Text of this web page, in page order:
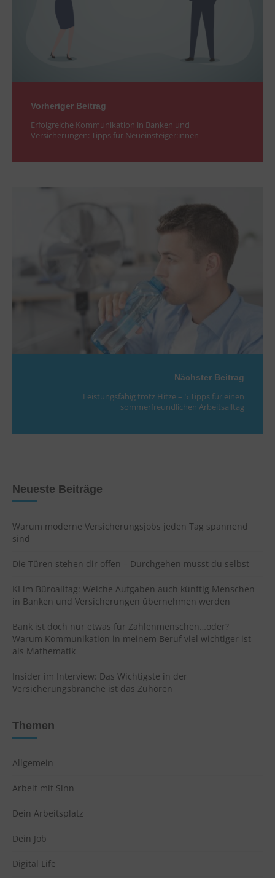
Vorheriger Beitrag
Erfolgreiche Kommunikation in Banken und
Versicherungen: Tipps für Neueinsteiger:innen
Nächster Beitrag
Leistungsfähig trotz Hitze – 5 Tipps für einen
sommerfreundlichen Arbeitsalltag
Neueste Beiträge
Warum moderne Versicherungsjobs jeden Tag spannend
sind
Die Türen stehen dir offen – Durchgehen musst du selbst
KI im Büroalltag: Welche Aufgaben auch künftig Menschen
in Banken und Versicherungen übernehmen werden
Bank ist doch nur etwas für Zahlenmenschen…oder?
Warum Kommunikation in meinem Beruf viel wichtiger ist
als Mathematik
Insider im Interview: Das Wichtigste in der
Versicherungsbranche ist das Zuhören
Themen
Allgemein
Arbeit mit Sinn
Dein Arbeitsplatz
Dein Job
Digital Life